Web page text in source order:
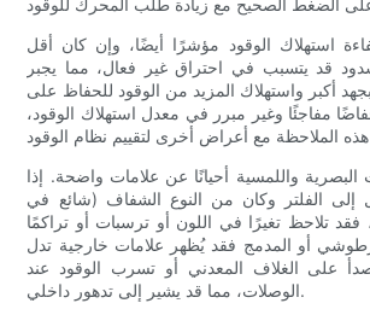
استهلاك الوقود مؤشرًا أيضًا، وإن كان أقل
قد يتسبب في احتراق غير فعال، مما يجبر
أكبر واستهلاك المزيد من الوقود للحفاظ على
مفاجئًا وغير مبرر في معدل استهلاك الوقود،
واللمسية أحيانًا عن علامات واضحة. إذا
إلى الفلتر وكان من النوع الشفاف (شائع في
تلاحظ تغيرًا في اللون أو ترسبات أو تراكمًا
أو المدمج فقد يُظهر علامات خارجية تدل
على الغلاف المعدني أو تسرب الوقود عند
الوصلات، مما قد يشير إلى تدهور داخلي.